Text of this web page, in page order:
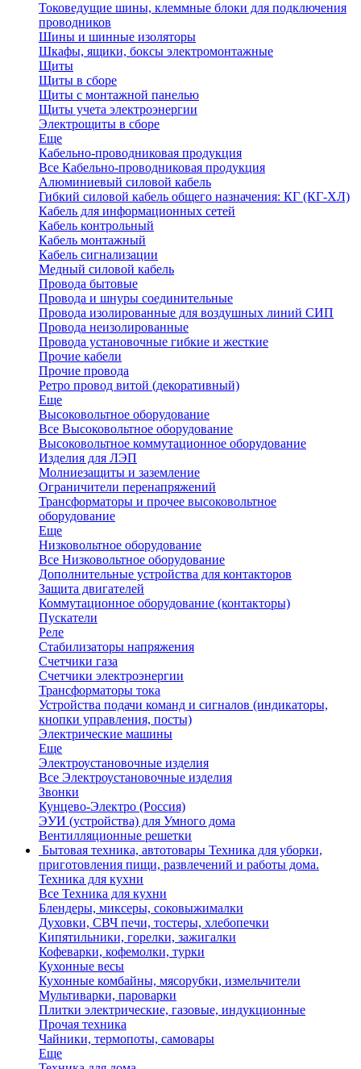
Токоведущие шины, клеммные блоки для подключения
проводников
Шины и шинные изоляторы
Шкафы, ящики, боксы электромонтажные
Щиты
Щиты в сборе
Щиты с монтажной панелью
Щиты учета электроэнергии
Электрощиты в сборе
Еще
Кабельно-проводниковая продукция
Все Кабельно-проводниковая продукция
Алюминиевый силовой кабель
Гибкий силовой кабель общего назначения: КГ (КГ-ХЛ)
Кабель для информационных сетей
Кабель контрольный
Кабель монтажный
Кабель сигнализации
Медный силовой кабель
Провода бытовые
Провода и шнуры соединительные
Провода изолированные для воздушных линий СИП
Провода неизолированные
Провода установочные гибкие и жесткие
Прочие кабели
Прочие провода
Ретро провод витой (декоративный)
Еще
Высоковольтное оборудование
Все Высоковольтное оборудование
Высоковольтное коммутационное оборудование
Изделия для ЛЭП
Молниезащиты и заземление
Ограничители перенапряжений
Трансформаторы и прочее высоковольтное
оборудование
Еще
Низковольтное оборудование
Все Низковольтное оборудование
Дополнительные устройства для контакторов
Защита двигателей
Коммутационное оборудование (контакторы)
Пускатели
Реле
Стабилизаторы напряжения
Счетчики газа
Счетчики электроэнергии
Трансформаторы тока
Устройства подачи команд и сигналов (индикаторы,
кнопки управления, посты)
Электрические машины
Еще
Электроустановочные изделия
Все Электроустановочные изделия
Звонки
Кунцево-Электро (Россия)
ЭУИ (устройства) для Умного дома
Вентилляционные решетки
Бытовая техника, автотовары Техника для уборки,
приготовления пищи, развлечений и работы дома.
Техника для кухни
Все Техника для кухни
Блендеры, миксеры, соковыжималки
Духовки, СВЧ печи, тостеры, хлебопечки
Кипятильники, горелки, зажигалки
Кофеварки, кофемолки, турки
Кухонные весы
Кухонные комбайны, мясорубки, измельчители
Мультиварки, пароварки
Плитки электрические, газовые, индукционные
Прочая техника
Чайники, термопоты, самовары
Еще